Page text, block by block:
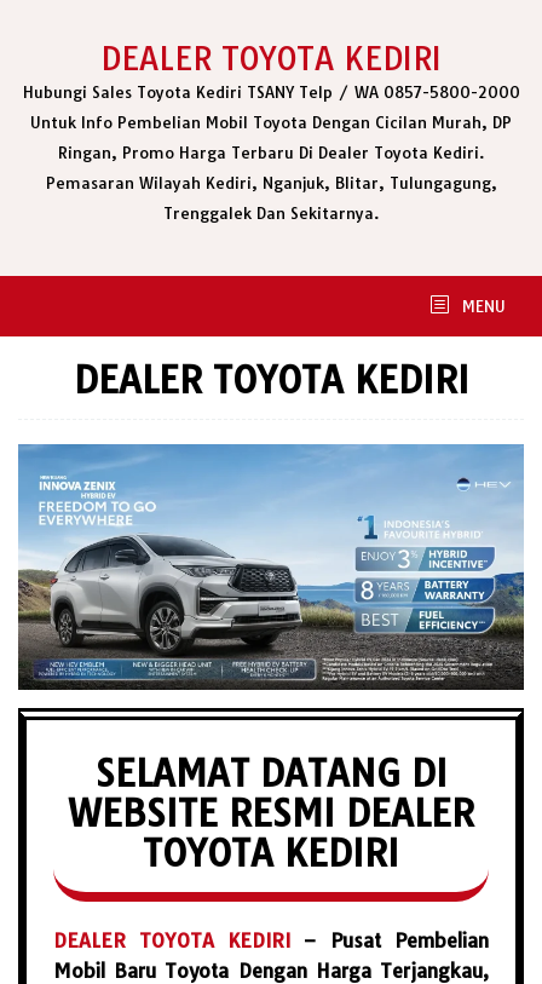
DEALER TOYOTA KEDIRI
Hubungi Sales Toyota Kediri TSANY Telp / WA 0857-5800-2000
Untuk Info Pembelian Mobil Toyota Dengan Cicilan Murah, DP
Ringan, Promo Harga Terbaru Di Dealer Toyota Kediri.
Pemasaran Wilayah Kediri, Nganjuk, Blitar, Tulungagung,
Trenggalek Dan Sekitarnya.
MENU
DEALER TOYOTA KEDIRI
SELAMAT DATANG DI
WEBSITE RESMI DEALER
TOYOTA KEDIRI
DEALER TOYOTA KEDIRI– Pusat Pembelian
Mobil Baru Toyota Dengan Harga Terjangkau,